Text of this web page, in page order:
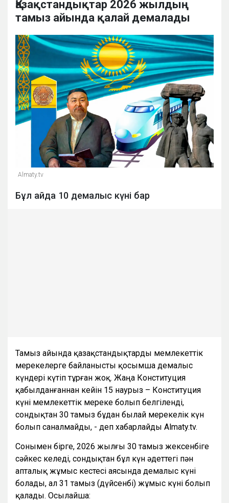
Қазақстандықтар 2026 жылдың
тамыз айында қалай демалады
Almaty.tv
Бұл айда 10 демалыс күні бар
Тамыз айында қазақстандықтарды мемлекеттік
мерекелерге байланысты қосымша демалыс
күндері күтіп тұрған жоқ. Жаңа Конституция
қабылданғаннан кейін 15 наурыз – Конституция
күні мемлекеттік мереке болып белгіленді,
сондықтан 30 тамыз бұдан былай мерекелік күн
болып саналмайды, - деп хабарлайды Almaty.tv.
Сонымен бірге, 2026 жылғы 30 тамыз жексенбіге
сәйкес келеді, сондықтан бұл күн әдеттегі пән
апталық жұмыс кестесі аясында демалыс күні
болады, ал 31 тамыз (дүйсенбі) жұмыс күні болып
қалады. Осылайша: